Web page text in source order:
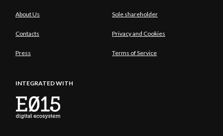
About Us Sole shareholder
Contacts Privacy and Cookies
Press Terms of Service
INTEGRATED WITH